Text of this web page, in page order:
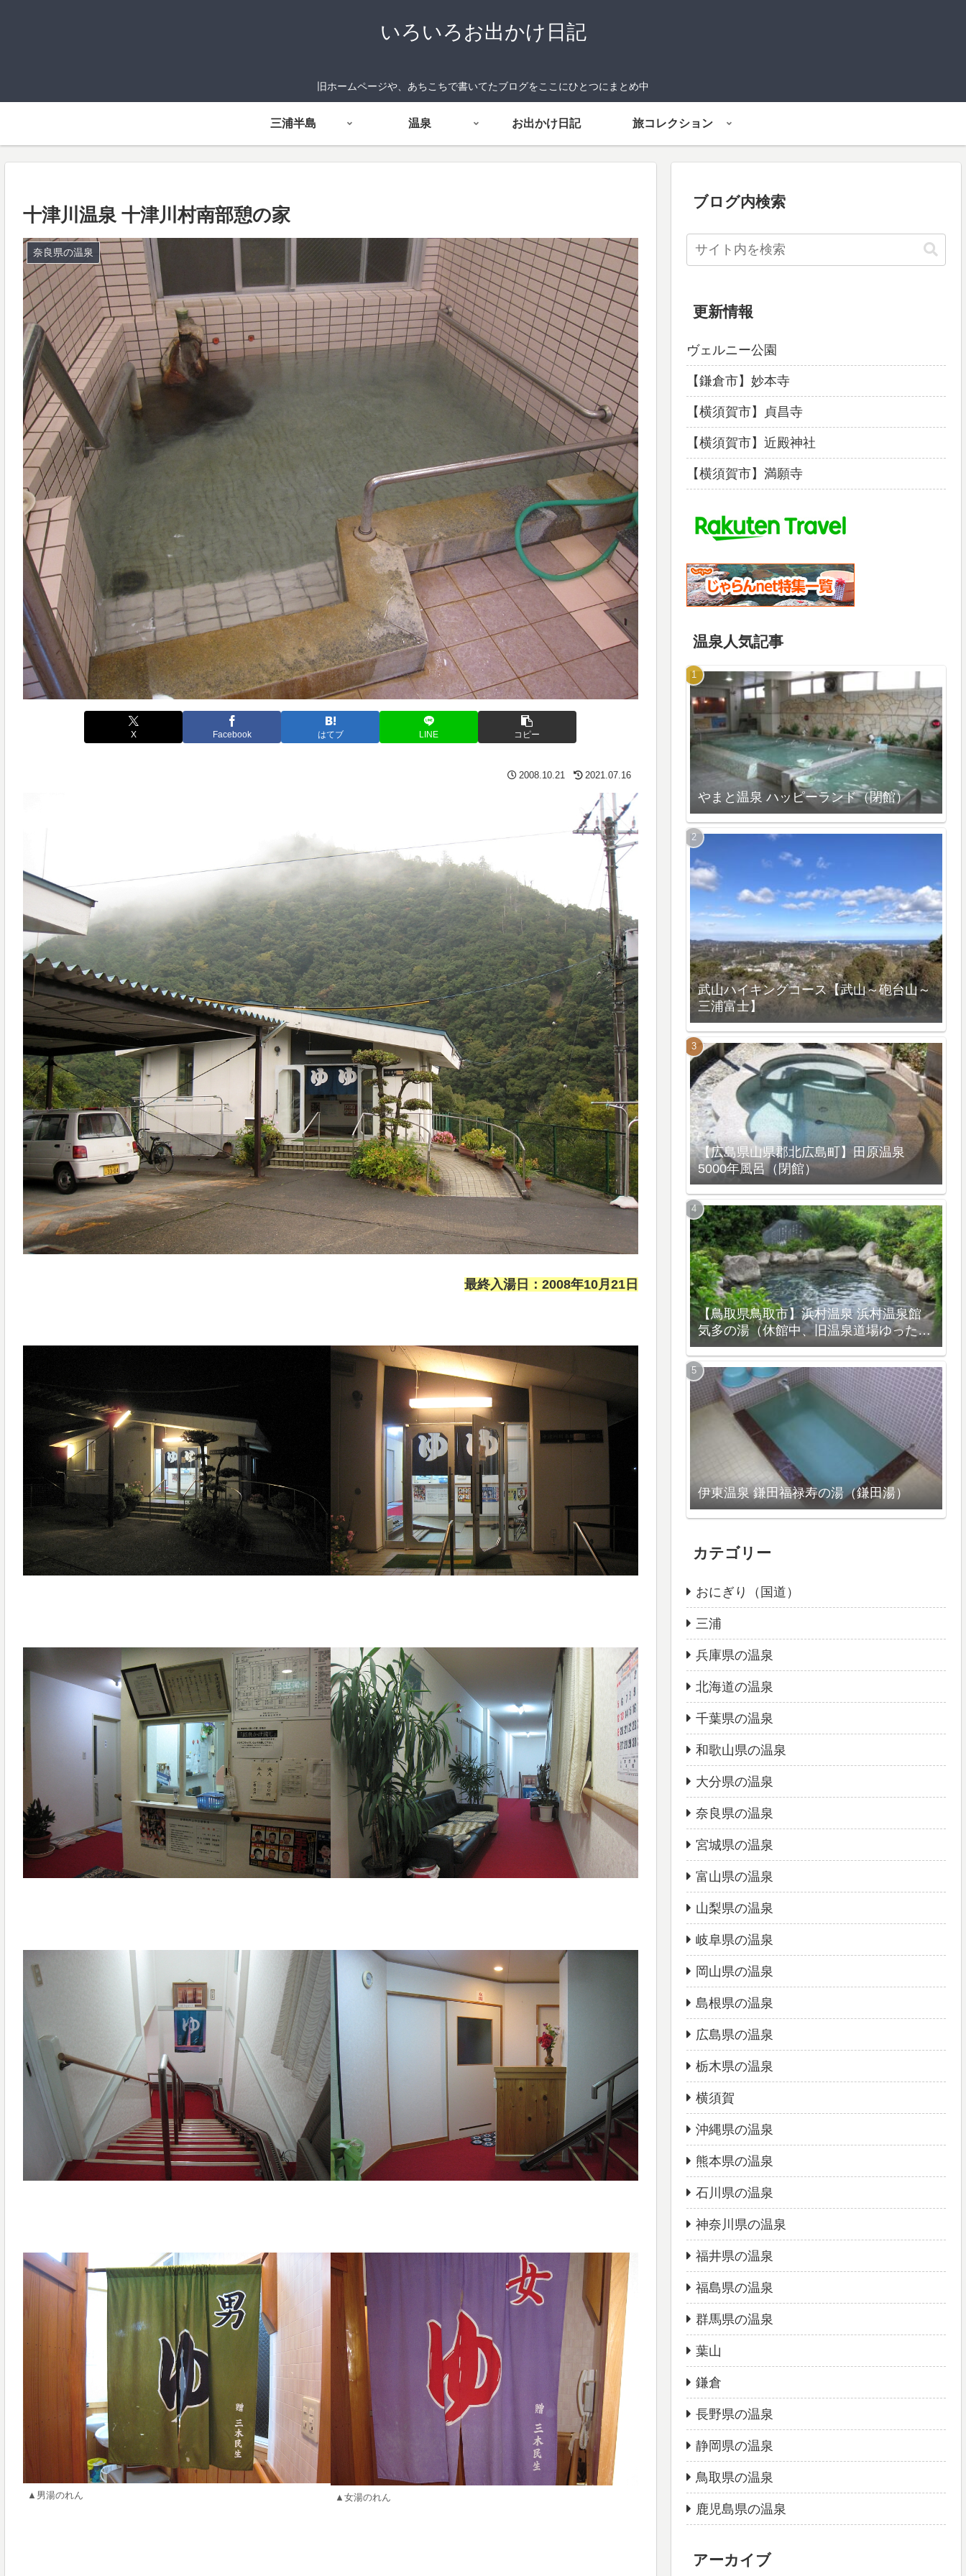
いろいろお出かけ日記
旧ホームページや、あちこちで書いてたブログをここにひとつにまとめ中
三浦半島 温泉 お出かけ日記 旅コレクション
十津川温泉 十津川村南部憩の家
奈良県の温泉
X Facebook はてブ LINE コピー
2008.10.21 2021.07.16
最終入湯日：2008年10月21日
▲男湯のれん ▲女湯のれん
ブログ内検索
更新情報
ヴェルニー公園
【鎌倉市】妙本寺
【横須賀市】貞昌寺
【横須賀市】近殿神社
【横須賀市】満願寺
温泉人気記事
やまと温泉 ハッピーランド（閉館）
武山ハイキングコース【武山～砲台山～
三浦富士】
【広島県山県郡北広島町】田原温泉
5000年風呂（閉館）
【鳥取県鳥取市】浜村温泉 浜村温泉館
気多の湯（休館中、旧温泉道場ゆったり
館）
伊東温泉 鎌田福禄寿の湯（鎌田湯）
カテゴリー
おにぎり（国道）
三浦
兵庫県の温泉
北海道の温泉
千葉県の温泉
和歌山県の温泉
大分県の温泉
奈良県の温泉
宮城県の温泉
富山県の温泉
山梨県の温泉
岐阜県の温泉
岡山県の温泉
島根県の温泉
広島県の温泉
栃木県の温泉
横須賀
沖縄県の温泉
熊本県の温泉
石川県の温泉
神奈川県の温泉
福井県の温泉
福島県の温泉
群馬県の温泉
葉山
鎌倉
長野県の温泉
静岡県の温泉
鳥取県の温泉
鹿児島県の温泉
アーカイブ